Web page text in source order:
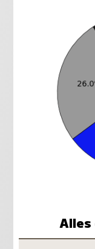
Alles